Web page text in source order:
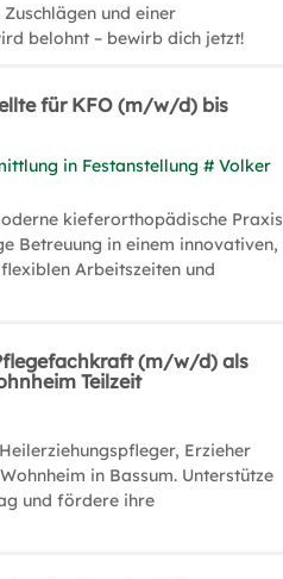
und einer
belohnt – bewirb dich jetzt!
für KFO (m/w/d) bis
in Festanstellung # Volker
kieferorthopädische Praxis
Betreuung in einem innovativen,
Arbeitszeiten und
(m/w/d) als
Teilzeit
Erzieher
in Bassum. Unterstütze
und fördere ihre